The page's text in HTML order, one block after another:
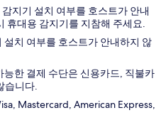
지기 설치 여부를 호스트가 안내
휴대용 감지기를 지참해 주세요.
설치 여부를 호스트가 안내하지 않
능한 결제 수단은 신용카드, 직불카
습니다.
Mastercard, American Express,